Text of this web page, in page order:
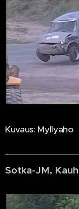
Kuvaus: Myllyaho
Sotka-JM,